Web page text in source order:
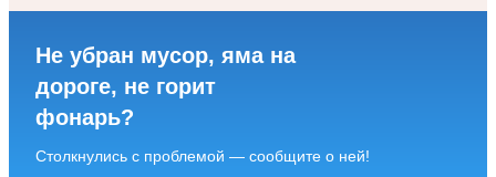
Не убран мусор, яма на
дороге, не горит
фонарь?
Столкнулись с проблемой — сообщите о ней!